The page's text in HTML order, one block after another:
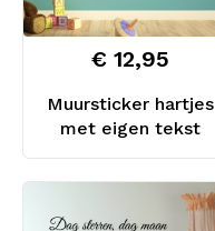
Muursticker hartjes
met eigen tekst
€ 12,95